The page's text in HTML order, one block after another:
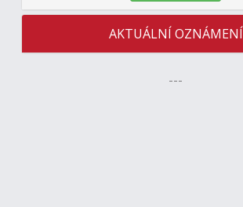
AKTUÁLNÍ OZNÁMENÍ
---